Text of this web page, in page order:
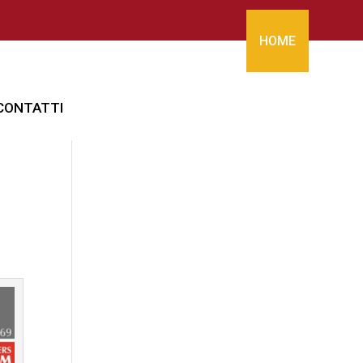
HOME